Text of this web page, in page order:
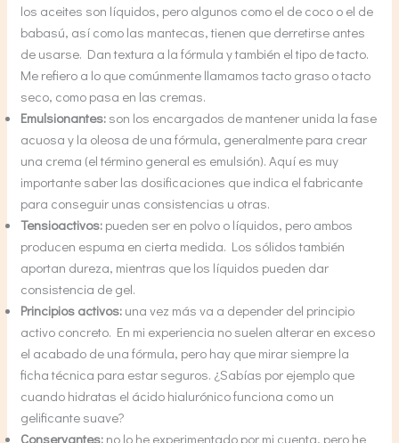
los aceites son líquidos, pero algunos como el de coco o el de
babasú, así como las mantecas, tienen que derretirse antes
de usarse. Dan textura a la fórmula y también el tipo de tacto.
Me refiero a lo que comúnmente llamamos tacto graso o tacto
seco, como pasa en las cremas.
Emulsionantes: son los encargados de mantener unida la fase
acuosa y la oleosa de una fórmula, generalmente para crear
una crema (el término general es emulsión). Aquí es muy
importante saber las dosificaciones que indica el fabricante
para conseguir unas consistencias u otras.
Tensioactivos: pueden ser en polvo o líquidos, pero ambos
producen espuma en cierta medida. Los sólidos también
aportan dureza, mientras que los líquidos pueden dar
consistencia de gel.
Principios activos: una vez más va a depender del principio
activo concreto. En mi experiencia no suelen alterar en exceso
el acabado de una fórmula, pero hay que mirar siempre la
ficha técnica para estar seguros. ¿Sabías por ejemplo que
cuando hidratas el ácido hialurónico funciona como un
gelificante suave?
Conservantes: no lo he experimentado por mi cuenta, pero he